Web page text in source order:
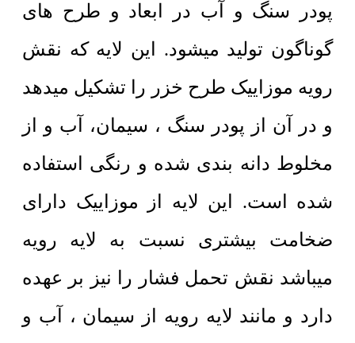
پودر سنگ و آب در ابعاد و طرح های
گوناگون تولید میشود. این لایه که نقش
رویه موزاییک طرح خزر را تشکیل میدهد
و در آن از پودر سنگ ، سیمان، آب و از
مخلوط دانه بندی شده و رنگی استفاده
شده است. این لایه از موزاییک دارای
ضخامت بیشتری نسبت به لایه رویه
میباشد نقش تحمل فشار را نیز بر عهده
دارد و مانند لایه رویه از سیمان ، آب و